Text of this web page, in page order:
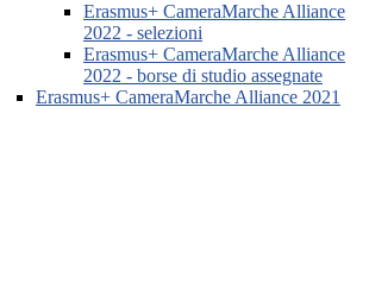
Erasmus+ CameraMarche Alliance
2022 - selezioni
Erasmus+ CameraMarche Alliance
2022 - borse di studio assegnate
Erasmus+ CameraMarche Alliance 2021